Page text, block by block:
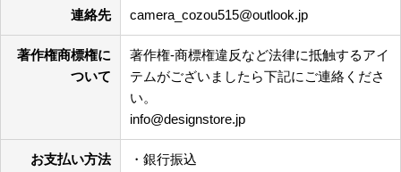
連絡先 camera_cozou515@outlook.jp
著作権商標権に
ついて
著作権-商標権違反など法律に抵触するアイ
テムがございましたら下記にご連絡くださ
い。
info@designstore.jp
お支払い方法
・銀行振込